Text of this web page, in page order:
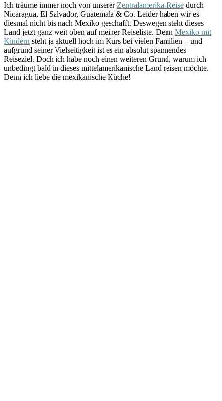
Ich träume immer noch von unserer Zentralamerika-Reise durch
Nicaragua, El Salvador, Guatemala & Co. Leider haben wir es
diesmal nicht bis nach Mexiko geschafft. Deswegen steht dieses
Land jetzt ganz weit oben auf meiner Reiseliste. Denn Mexiko mit
Kindern steht ja aktuell hoch im Kurs bei vielen Familien – und
aufgrund seiner Vielseitigkeit ist es ein absolut spannendes
Reiseziel. Doch ich habe noch einen weiteren Grund, warum ich
unbedingt bald in dieses mittelamerikanische Land reisen möchte.
Denn ich liebe die mexikanische Küche!